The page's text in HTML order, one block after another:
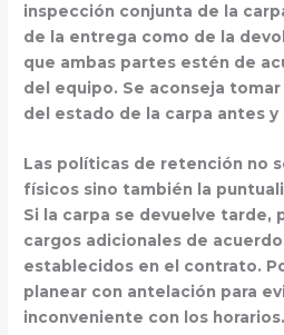
inspección conjunta de la
de la entrega como de la
que ambas partes estén de
del equipo. Se aconseja
del estado de la carpa antes y
Las políticas de retención no
físicos sino también la
Si la carpa se devuelve tarde,
cargos adicionales de
establecidos en el contrato.
planear con antelación para
inconveniente con los horarios.